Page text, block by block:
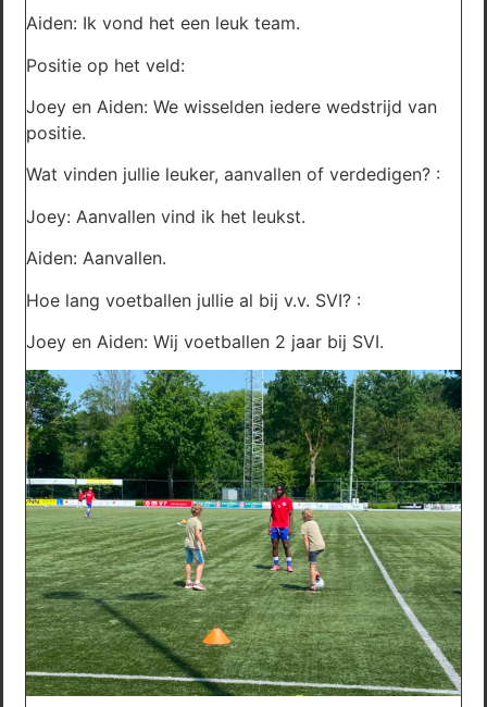
Aiden: Ik vond het een leuk team.
Positie op het veld:
Joey en Aiden: We wisselden iedere wedstrijd van
positie.
Wat vinden jullie leuker, aanvallen of verdedigen? :
Joey: Aanvallen vind ik het leukst.
Aiden: Aanvallen.
Hoe lang voetballen jullie al bij v.v. SVI? :
Joey en Aiden: Wij voetballen 2 jaar bij SVI.